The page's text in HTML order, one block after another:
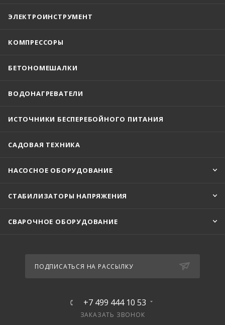
ЭЛЕКТРОИНСТРУМЕНТ
КОМПРЕССОРЫ
БЕТОНОМЕШАЛКИ
ВОДОНАГРЕВАТЕЛИ
ИСТОЧНИКИ БЕСПЕРЕБОЙНОГО ПИТАНИЯ
САДОВАЯ ТЕХНИКА
НАСОСНОЕ ОБОРУДОВАНИЕ
СТАБИЛИЗАТОРЫ НАПРЯЖЕНИЯ
СВАРОЧНОЕ ОБОРУДОВАНИЕ
ПОДПИСАТЬСЯ НА РАССЫЛКУ
+7 499 444 10 53
ЗАКАЗАТЬ ЗВОНОК